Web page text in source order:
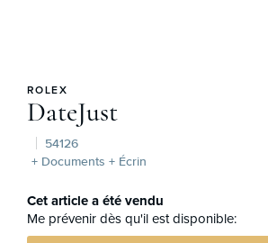
ROLEX
DateJust
54126
+ Documents + Écrin
Cet article a été vendu
Me prévenir dès qu'il est disponible: